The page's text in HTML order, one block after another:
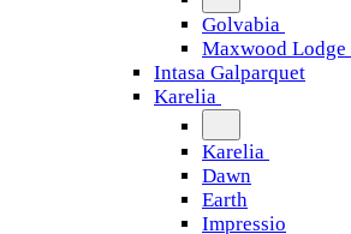
Golvabia
Maxwood
Intasa Galparquet
Karelia
Karelia
Dawn
Earth
Impressio